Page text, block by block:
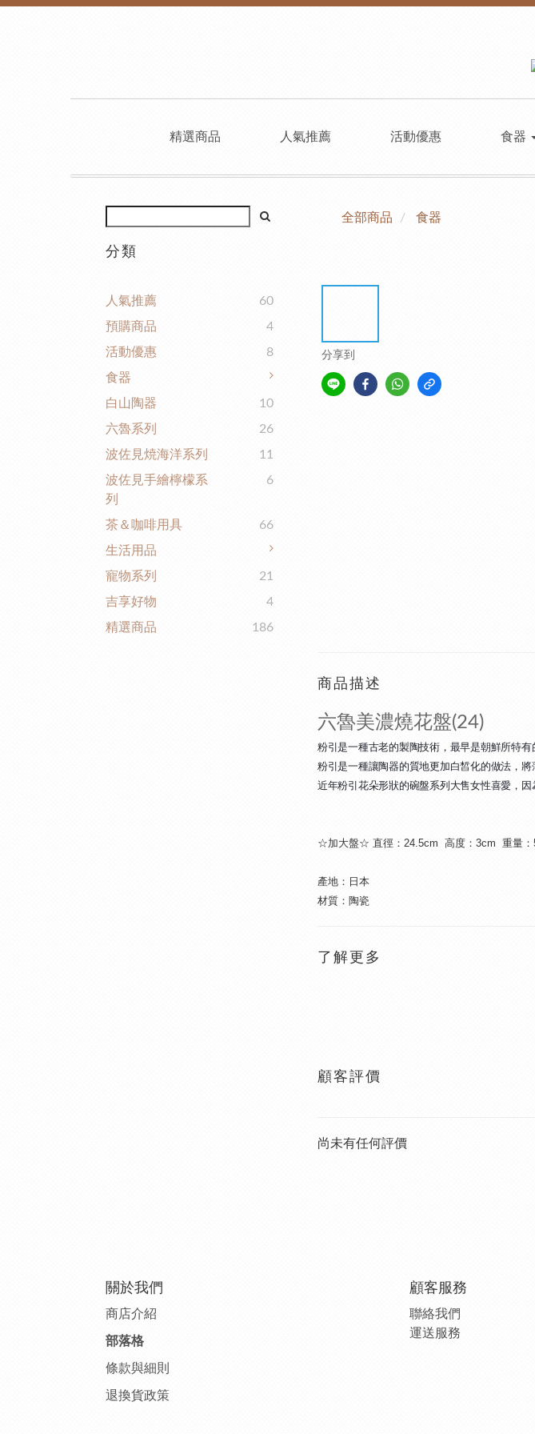
精選商品 人氣推薦 活動優惠 食器
分類
人氣推薦
60
預購商品
4
活動優惠
8
食器
白山陶器
10
六魯系列
26
波佐見焼海洋系列
11
波佐見手繪檸檬系
列
6
茶＆咖啡用具
66
生活用品
寵物系列
21
吉享好物
4
精選商品
186
全部商品 食器
分享到
商品描述
六魯美濃燒花盤(24)
粉引是一種古老的製陶技術，最早是朝鮮所特有
粉引是一種讓陶器的質地更加白皙化的做法，
近年粉引花朵形狀的碗盤系列大售女性喜愛，
☆加大盤☆ 直徑：24.5cm 高度：3cm 重量
產地：日本
材質：陶瓷
了解更多
顧客評價
尚未有任何評價
關於我們
商店介紹
部落格
條款與細則
退換貨政策
顧客服務
聯絡我們
運送服務